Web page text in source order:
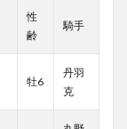
性
齢
騎手
牡6
丹羽
克